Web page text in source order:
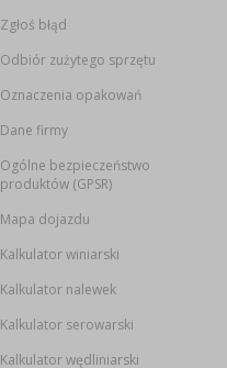
Zgłoś błąd
Odbiór zużytego sprzętu
Oznaczenia opakowań
Dane firmy
Ogólne bezpieczeństwo
produktów (GPSR)
Mapa dojazdu
Kalkulator winiarski
Kalkulator nalewek
Kalkulator serowarski
Kalkulator wędliniarski